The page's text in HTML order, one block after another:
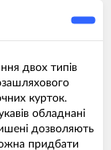
двох типів
курток.
обладнані
дозволяють
придбати